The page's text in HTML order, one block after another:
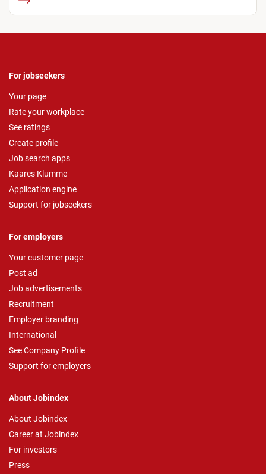
For jobseekers
Your page
Rate your workplace
See ratings
Create profile
Job search apps
Kaares Klumme
Application engine
Support for jobseekers
For employers
Your customer page
Post ad
Job advertisements
Recruitment
Employer branding
International
See Company Profile
Support for employers
About Jobindex
About Jobindex
Career at Jobindex
For investors
Press